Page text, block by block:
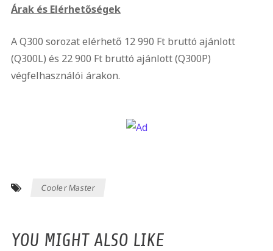
Árak és Elérhetőségek
A Q300 sorozat elérhető 12 990 Ft bruttó ajánlott
(Q300L) és 22 900 Ft bruttó ajánlott (Q300P)
végfelhasználói árakon.
Cooler Master
YOU MIGHT ALSO LIKE